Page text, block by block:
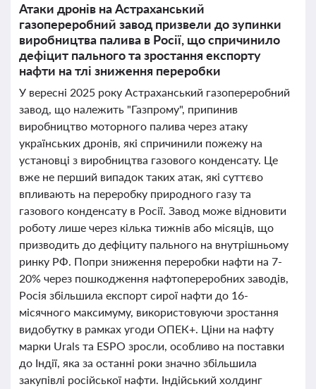
Атаки дронів на Астраханський
газопереробний завод призвели до зупинки
виробництва палива в Росії, що спричинило
дефіцит пального та зростання експорту
нафти на тлі зниження переробки
У вересні 2025 року Астраханський газопереробний
завод, що належить "Газпрому", припинив
виробництво моторного палива через атаку
українських дронів, які спричинили пожежу на
установці з виробництва газового конденсату. Це
вже не перший випадок таких атак, які суттєво
впливають на переробку природного газу та
газового конденсату в Росії. Завод може відновити
роботу лише через кілька тижнів або місяців, що
призводить до дефіциту пального на внутрішньому
ринку РФ. Попри зниження переробки нафти на 7-
20% через пошкодження нафтопереробних заводів,
Росія збільшила експорт сирої нафти до 16-
місячного максимуму, використовуючи зростання
видобутку в рамках угоди ОПЕК+. Ціни на нафту
марки Urals та ESPO зросли, особливо на поставки
до Індії, яка за останні роки значно збільшила
закупівлі російської нафти. Індійський холдинг